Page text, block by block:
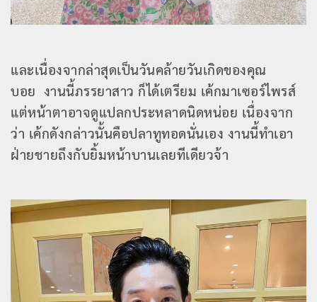
และเนื่องจากล่าสุดเป็นวันคล้ายวันเกิดของคุณ
บอย งานนี้ภรรยาสาว ก็ได้เตรียม เค้กมาเซอร์ไพรส์
แต่หน้าตาอาจดูแปลกประหลาดนิดหน่อย เนื่องจาก
ว่า เค้กดังกล่าวนั้นคือปลาทูทอดนั่นเอง งานนี้ทำเอา
ฝ่ายชายถึงกับยิ้มหน้าบานเลยทีเดียวจ้า